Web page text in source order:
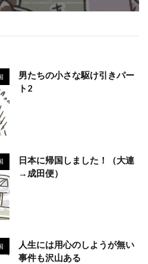
男たちの小さな駆け引きパー
ト2
日本に帰国しました！（大連
→成田便）
人生には用心のしようが無い
事件も沢山ある